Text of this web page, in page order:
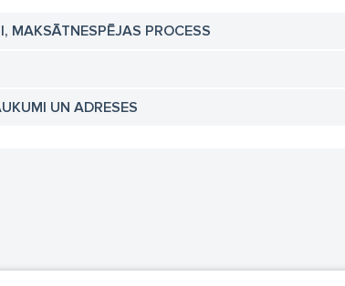
MAKSĀTNESPĒJAS PROCESS
UN ADRESES